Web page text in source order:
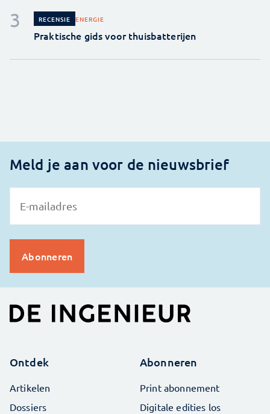
RECENSIE ENERGIE
Praktische gids voor thuisbatterijen
Meld je aan voor de nieuwsbrief
Ontdek
Artikelen
Dossiers
Abonneren
Print abonnement
Digitale edities los